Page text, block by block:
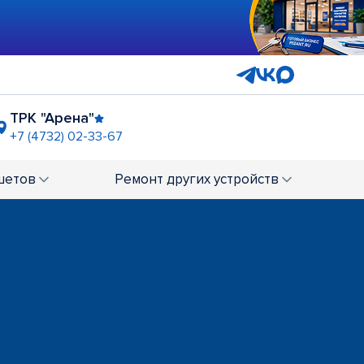
ТРК "Арена"
+7 (4732) 02-33-67
+7 (4732) 01-67-40 Ремонт других устройств